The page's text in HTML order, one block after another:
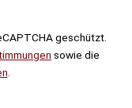
geschützt.
sowie die